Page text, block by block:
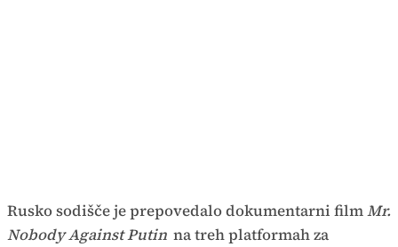
Rusko sodišče je prepovedalo dokumentarni filmMr.
Nobody Against Putin na treh platformah za